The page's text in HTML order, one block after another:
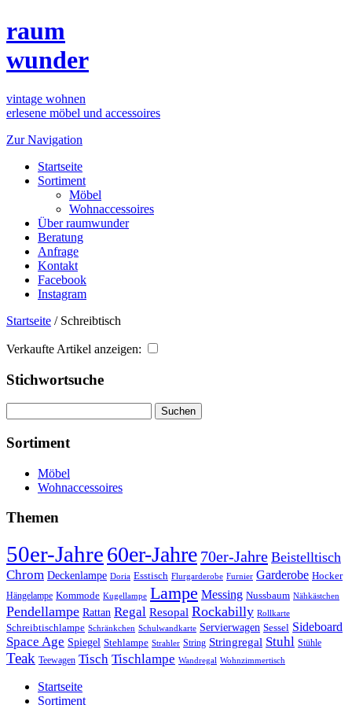
raum
wunder
vintage wohnen
erlesene möbel und accessoires
Zur Navigation
Startseite
Sortiment
Möbel
Wohnaccessoires
Über raumwunder
Beratung
Anfrage
Kontakt
Facebook
Instagram
Startseite / Schreibtisch
Verkaufte Artikel anzeigen:
Stichwortsuche
nach:
Sortiment
Möbel
Wohnaccessoires
Themen
50er-Jahre60er-Jahre 70er-Jahre Beistelltisch
Chrom Deckenlampe Doria Esstisch Flurgarderobe Furnier Garderobe Hocker
Hängelampe Kommode Kugellampe Lampe Messing Nussbaum Nähkästchen
Pendellampe Rattan Regal Resopal Rockabilly Rollkarte
Schreibtischlampe Schränkchen Schulwandkarte Servierwagen Sessel Sideboard
Space Age Spiegel Stehlampe Strahler String Stringregal Stuhl Stühle
Teak Teewagen Tisch Tischlampe Wandregal Wohnzimmertisch
Startseite
Sortiment